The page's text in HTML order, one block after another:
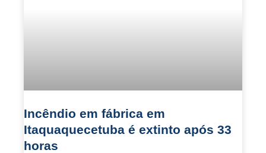
Incêndio em fábrica em
Itaquaquecetuba é extinto após 33
horas